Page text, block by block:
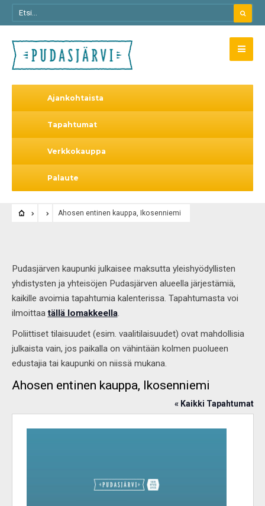
Ajankohtaista
Tapahtumat
Verkkokauppa
Palaute
Ahosen entinen kauppa, Ikosenniemi
Pudasjärven kaupunki julkaisee maksutta yleishyödyllisten
yhdistysten ja yhteisöjen Pudasjärven alueella järjestämiä,
kaikille avoimia tapahtumia kalenterissa. Tapahtumasta voi
ilmoittaatällä lomakkeella.
Poliittiset tilaisuudet (esim. vaalitilaisuudet) ovat mahdollisia
julkaista vain, jos paikalla on vähintään kolmen puolueen
edustajia tai kaupunki on niissä mukana.
Ahosen entinen kauppa, Ikosenniemi
« Kaikki Tapahtumat